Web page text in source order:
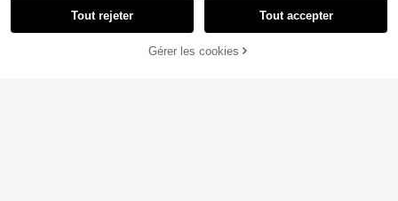
1/2 pièces Lime à pied professionne
lle en acier inoxydable, conception
anti-éclaboussures, poignée ergon
omique, surface rugueuse et fine, c
onvient pour les soins des pieds et
#5 BEST-SELLERS
2
e professionnels en acier inoxydabl
#1 BEST-SELLERS
AJOUTER AU PANIER
Tout rejeter Tout accepter
Gérer les cookies